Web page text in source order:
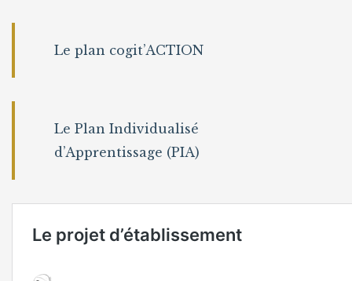
Le plan cogit’ACTION
Le Plan Individualisé
d’Apprentissage (PIA)